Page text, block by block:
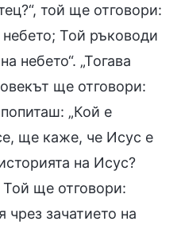
той ще отговори:
Той ръководи
небето“. „Тогава
ще отговори:
„Кой е
ще каже, че Исус е
на Исус?
ще отговори:
зачатието на